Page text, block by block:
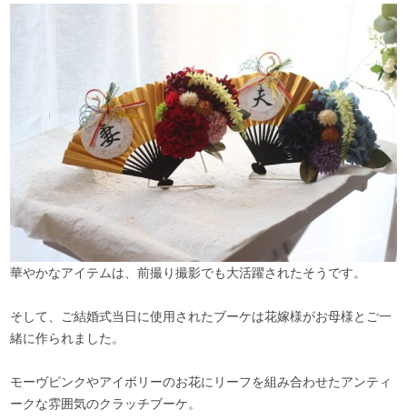
華やかなアイテムは、前撮り撮影でも大活躍されたそうです。
そして、ご結婚式当日に使用されたブーケは花嫁様がお母様とご一
緒に作られました。
モーヴピンクやアイボリーのお花にリーフを組み合わせたアンティ
ークな雰囲気のクラッチブーケ。